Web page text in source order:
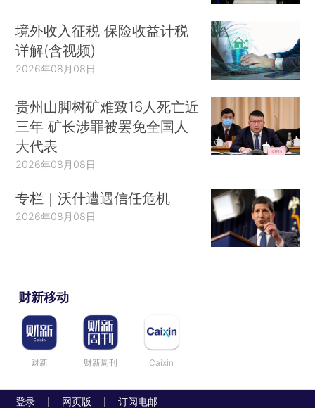
境外收入征税 保险收益计税
详解(含视频)
2026年08月08日
贵州山脚树矿难致16人死亡近
三年 矿长涉罪被罢免全国人
大代表
2026年08月08日
专栏｜沃什遭遇信任危机
2026年08月08日
财新移动
财新 财新周刊 Caixin
登录 网页版 订阅电邮